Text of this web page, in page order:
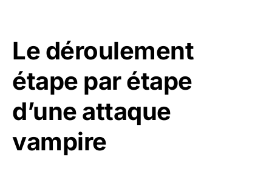
Le déroulement
étape par étape
d’une attaque
vampire